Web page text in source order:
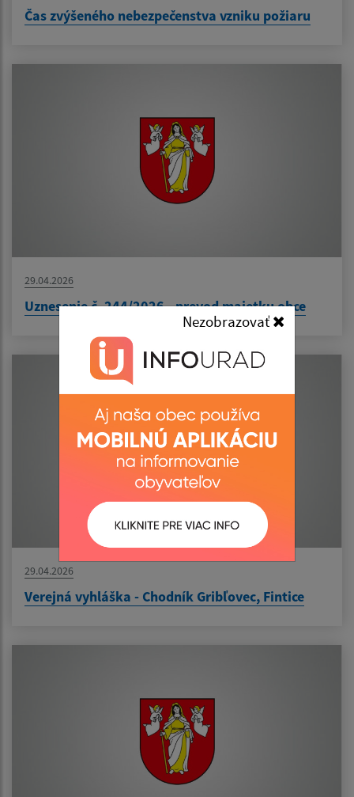
Nezobrazovať
Čas zvýšeného nebezpečenstva vzniku požiaru
29.04.2026
Uznesenie č. 244/2026 - prevod majetku obce
29.04.2026
Verejná vyhláška - Chodník Gribľovec, Fintice